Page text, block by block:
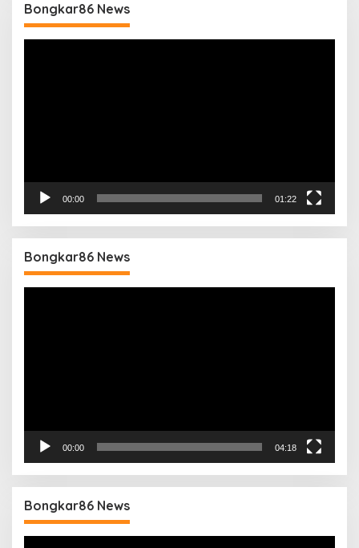
Bongkar86 News
00:00 01:22
Bongkar86 News
00:00 04:18
Bongkar86 News